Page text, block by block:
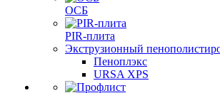
ОСБ
PIR-плита
Экструзионный
Пеноплэкс
URSA XPS